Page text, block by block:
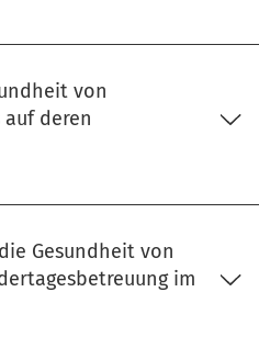
von
deren
Gesundheit von
im